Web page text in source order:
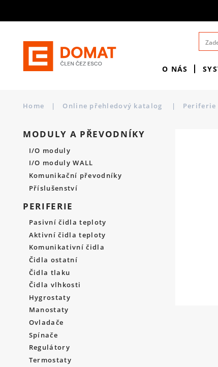
O NÁS
Home | Online přehledový katalog | Periferie
MODULY A PŘEVODNÍKY
I/O moduly
I/O moduly WALL
Komunikační převodníky
Příslušenství
PERIFERIE
Pasivní čidla teploty
Aktivní čidla teploty
Komunikativní čidla
Čidla ostatní
Čidla tlaku
Čidla vlhkosti
Hygrostaty
Manostaty
Ovladače
Spínače
Regulátory
Termostaty